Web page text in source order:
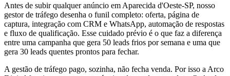
Antes de subir qualquer anúncio em Aparecida d'Oeste-SP, nosso
gestor de tráfego desenha o funil completo: oferta, página de
captura, integração com CRM e WhatsApp, automação de respostas
e fluxo de qualificação. Esse cuidado prévio é o que faz a diferença
entre uma campanha que gera 50 leads frios por semana e uma que
gera 30 leads quentes prontos para fechar.
A gestão de tráfego pago, sozinha, não fecha venda. Por isso a Arco